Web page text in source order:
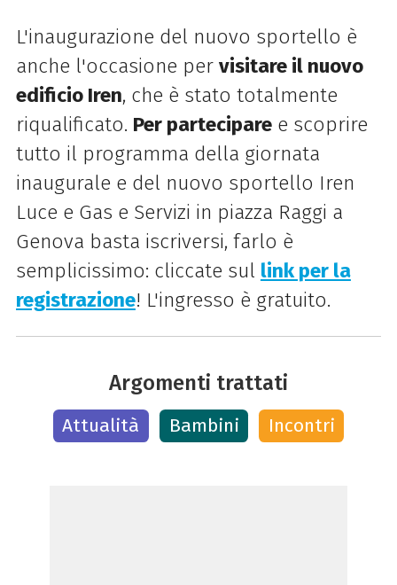
L'inaugurazione del nuovo sportello è
anche l'occasione per visitare il nuovo
edificio Iren, che è stato totalmente
riqualificato. Per parteciparee scoprire
tutto il programma della giornata
inaugurale e del nuovo sportello Iren
Luce e Gas e Servizi in piazza Raggi a
Genova basta iscriversi, farlo è
semplicissimo: cliccate sul link per la
registrazione! L'ingresso è gratuito.
Argomenti trattati
Attualità Bambini Incontri